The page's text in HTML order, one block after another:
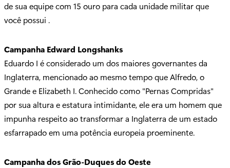
de sua equipe com 15 ouro para cada unidade militar que
você possui .
Campanha Edward Longshanks
Eduardo I é considerado um dos maiores governantes da
Inglaterra, mencionado ao mesmo tempo que Alfredo, o
Grande e Elizabeth I. Conhecido como "Pernas Compridas"
por sua altura e estatura intimidante, ele era um homem que
impunha respeito ao transformar a Inglaterra de um estado
esfarrapado em uma potência europeia proeminente.
Campanha dos Grão-Duques do Oeste